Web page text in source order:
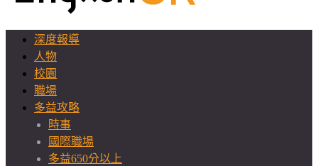
深度報導
人物
校園
職場
多益攻略
時事
國際職場
多益650分以上